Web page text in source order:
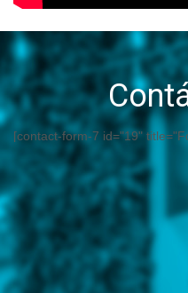
[contact-form-7 id="19"